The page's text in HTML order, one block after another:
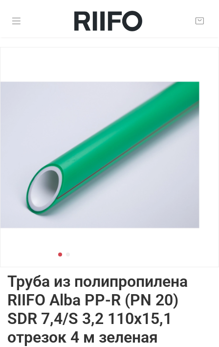
Труба из полипропилена
RIIFO Alba PP-R (PN 20)
SDR 7,4/S 3,2 110x15,1
отрезок 4 м зеленая